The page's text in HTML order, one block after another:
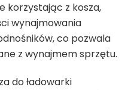
korzystając z kosza,
wynajmowania
co pozwala
z wynajmem sprzętu.
do ładowarki